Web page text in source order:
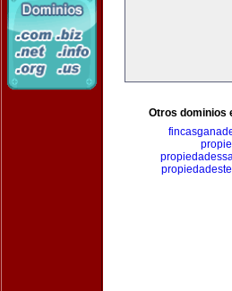
Otros dominios